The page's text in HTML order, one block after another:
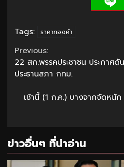
Tags: ราคาทองคำ
Continue
Reading
Previous:
22 สก.พรรคประชาชน ประกาศ
ประธานสภา กทม.
เช้านี้ (1 ก.ค.) บางจากจัดหนั
ข่าวอื่นๆ ที่น่าอ่าน